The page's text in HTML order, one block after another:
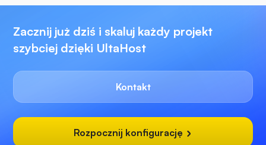
Zacznij już dziś i skaluj każdy projekt
szybciej dzięki UltaHost
Kontakt
Rozpocznij konfigurację